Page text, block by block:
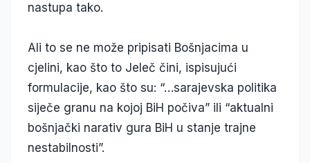
nastupa tako.
Ali to se ne može pripisati Bošnjacima u
cjelini, kao što to Jeleč čini, ispisujući
formulacije, kao što su: “…sarajevska politika
siječe granu na kojoj BiH počiva” ili “aktualni
bošnjački narativ gura BiH u stanje trajne
nestabilnosti”.